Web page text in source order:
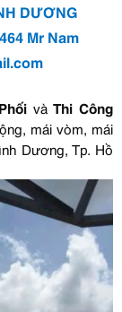
DƯƠNG
Mr Nam
vàThi Công
mái vòm, mái
Dương, Tp. Hồ